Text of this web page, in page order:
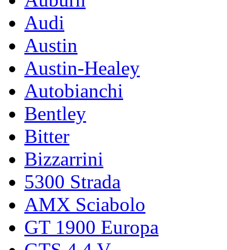
Audi
Austin
Austin-Healey
Autobianchi
Bentley
Bitter
Bizzarrini
5300 Strada
AMX Sciabolo
GT 1900 Europa